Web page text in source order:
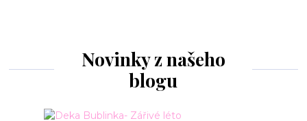
Novinky z našeho
blogu